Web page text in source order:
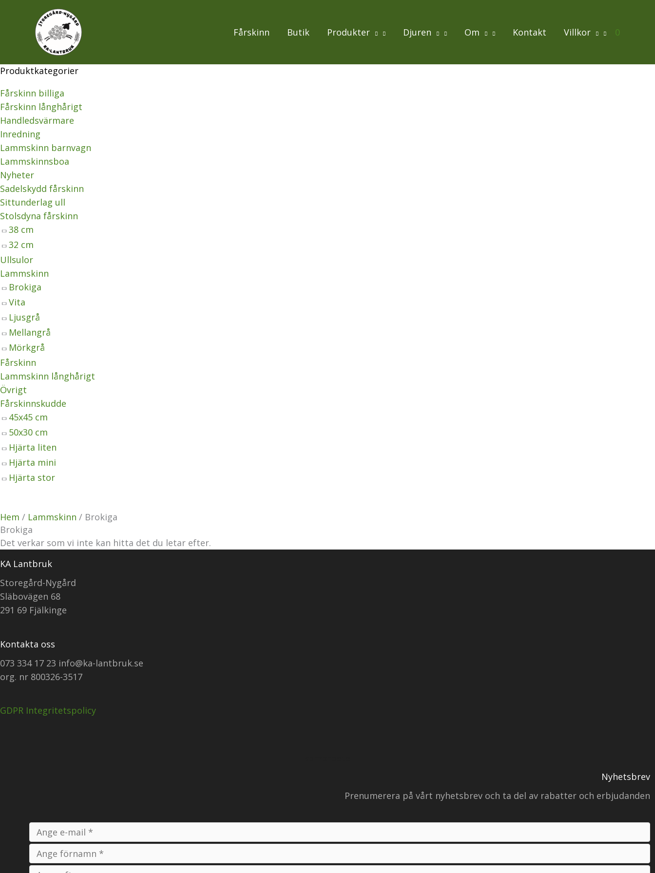
Fårskinn Butik Produkter Djuren Om Kontakt Villkor 0
Produktkategorier
Fårskinn billiga
Fårskinn långhårigt
Handledsvärmare
Inredning
Lammskinn barnvagn
Lammskinnsboa
Nyheter
Sadelskydd fårskinn
Sittunderlag ull
Stolsdyna fårskinn
38 cm
32 cm
Ullsulor
Lammskinn
Brokiga
Vita
Ljusgrå
Mellangrå
Mörkgrå
Fårskinn
Lammskinn långhårigt
Övrigt
Fårskinnskudde
45x45 cm
50x30 cm
Hjärta liten
Hjärta mini
Hjärta stor
Hem / Lammskinn / Brokiga
Brokiga
Det verkar som vi inte kan hitta det du letar efter.
KA Lantbruk
Storegård-Nygård
Släbovägen 68
291 69 Fjälkinge
Kontakta oss
073 334 17 23 info@ka-lantbruk.se
org. nr 800326-3517
GDPR Integritetspolicy
Nyhetsbrev
Prenumerera på vårt nyhetsbrev och ta del av rabatter och erbjudanden